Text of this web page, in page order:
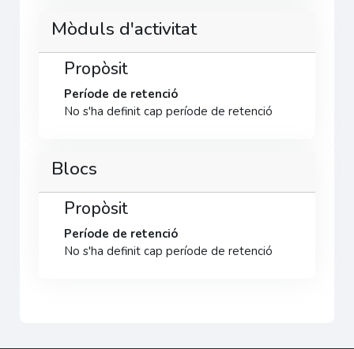
Mòduls d'activitat
Propòsit
Període de retenció
No s'ha definit cap període de retenció
Blocs
Propòsit
Període de retenció
No s'ha definit cap període de retenció